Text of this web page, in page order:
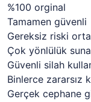
%100 orginal
Tamamen güvenli
Gereksiz riski
Çok yönlülük
Güvenli silah
Binlerce zararsız
Gerçek cephane